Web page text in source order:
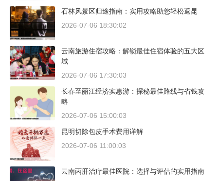
石林风景区归途指南：实用攻略助您轻松返昆
2026-07-06 18:30:02
云南旅游住宿攻略：解锁最佳住宿体验的五大区
域
2026-07-06 17:30:03
长春至丽江经济实惠游：探秘最佳路线与省钱攻
略
2026-07-06 15:00:03
昆明切除包皮手术费用详解
2026-07-06 11:00:03
云南丙肝治疗最佳医院：选择与评估的实用指南